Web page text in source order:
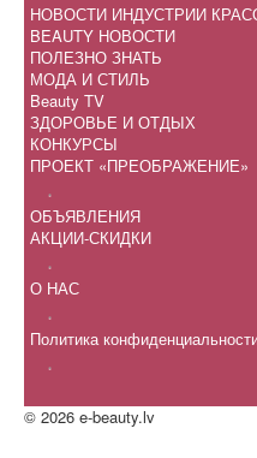
НОВОСТИ ИНДУСТРИИ
BEAUTY НОВОСТИ
ПОЛЕЗНО ЗНАТЬ
МОДА И СТИЛЬ
Beauty TV
ЗДОРОВЬЕ И ОТДЫХ
КОНКУРСЫ
ПРОЕКТ «ПРЕОБРАЖЕНИЕ»
.
ОБЪЯВЛЕНИЯ
АКЦИИ-СКИДКИ
.
О НАС
.
Политика
.
© 2026 e-beauty.lv